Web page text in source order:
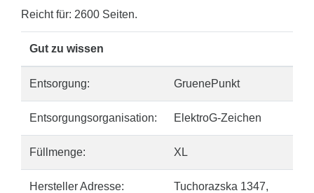
Reicht für: 2600 Seiten.
Gut zu wissen
Entsorgung: GruenePunkt
Entsorgungsorganisation: ElektroG-Zeichen
Füllmenge: XL
Hersteller Adresse:
Tuchorazska 1347,